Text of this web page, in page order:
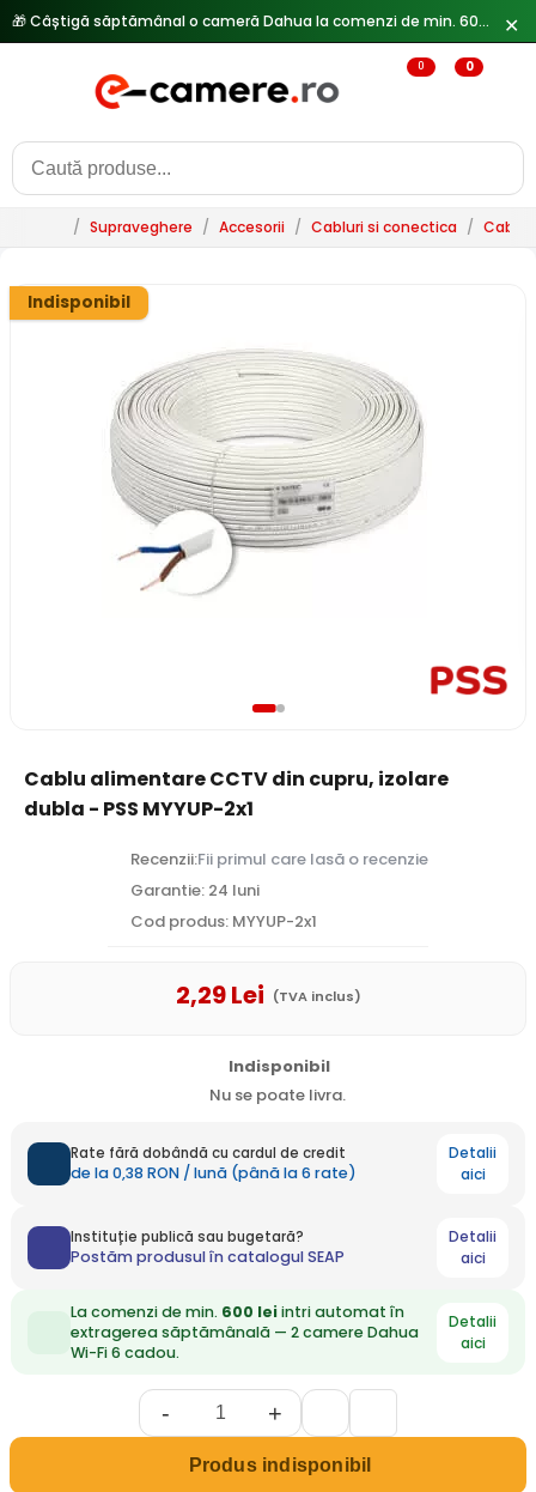
🎁 Câștigă săptămânal o cameră Dahua la comenzi de min. 600 lei — ✕
0 0
/ Supraveghere / Accesorii / Cabluri si conectica / Cabluri
Indisponibil
Cablu alimentare CCTV din cupru, izolare
dubla - PSS MYYUP-2x1
Recenzii:Fii primul care lasă o recenzie
Garantie: 24 luni
Cod produs: MYYUP-2x1
2,29Lei (TVA inclus)
Indisponibil
Nu se poate livra.
Rate fără dobândă cu cardul de credit
de la 0,38 RON / lună (până la 6 rate)
Detalii
aici
Instituție publică sau bugetară?
Postăm produsul în catalogul SEAP
Detalii
aici
La comenzi de min. 600 leiintri automat în
extragerea săptămânală — 2 camere Dahua
Wi-Fi 6 cadou.
Detalii
aici
- +
Produs indisponibil